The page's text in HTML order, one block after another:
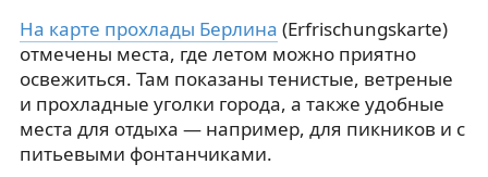
На карте прохлады Берлина (Erfrischungskarte)
отмечены места, где летом можно приятно
освежиться. Там показаны тенистые, ветреные
и прохладные уголки города, а также удобные
места для отдыха — например, для пикников и с
питьевыми фонтанчиками.